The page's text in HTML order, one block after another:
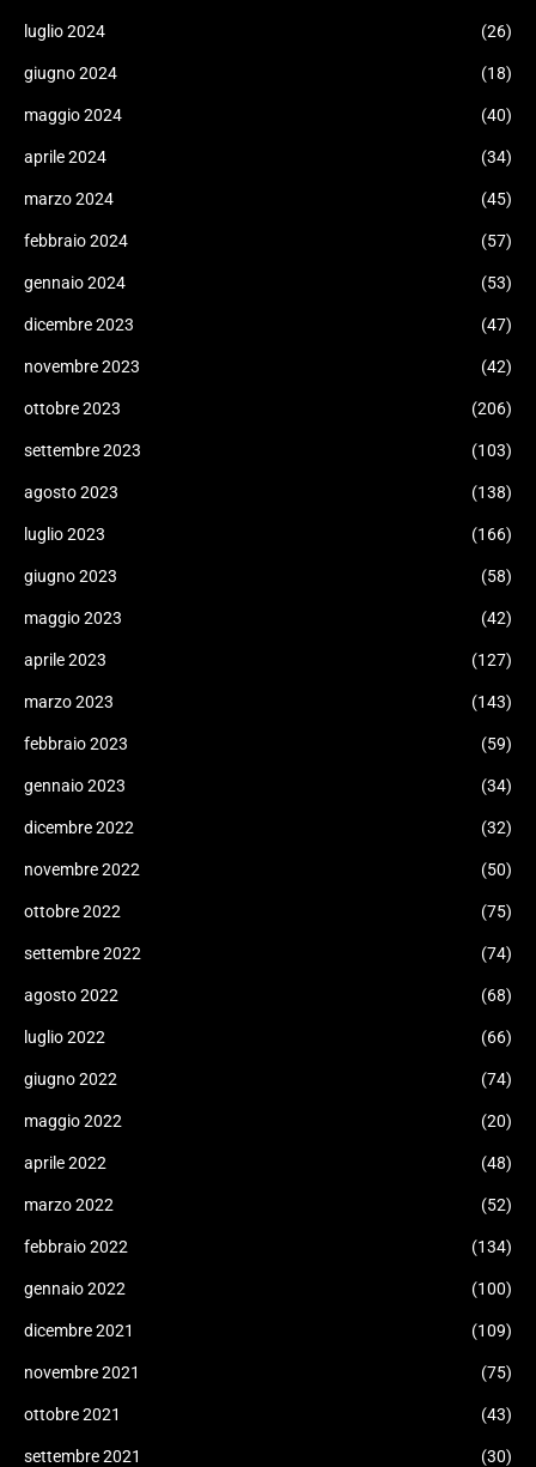
luglio 2024 (26)
giugno 2024 (18)
maggio 2024 (40)
aprile 2024 (34)
marzo 2024 (45)
febbraio 2024 (57)
gennaio 2024 (53)
dicembre 2023 (47)
novembre 2023 (42)
ottobre 2023 (206)
settembre 2023 (103)
agosto 2023 (138)
luglio 2023 (166)
giugno 2023 (58)
maggio 2023 (42)
aprile 2023 (127)
marzo 2023 (143)
febbraio 2023 (59)
gennaio 2023 (34)
dicembre 2022 (32)
novembre 2022 (50)
ottobre 2022 (75)
settembre 2022 (74)
agosto 2022 (68)
luglio 2022 (66)
giugno 2022 (74)
maggio 2022 (20)
aprile 2022 (48)
marzo 2022 (52)
febbraio 2022 (134)
gennaio 2022 (100)
dicembre 2021 (109)
novembre 2021 (75)
ottobre 2021 (43)
settembre 2021 (30)